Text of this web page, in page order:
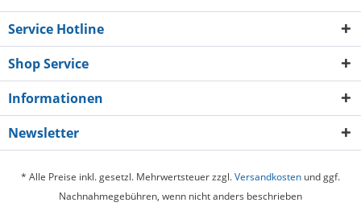
Service Hotline
Shop Service
Informationen
Newsletter
* Alle Preise inkl. gesetzl. Mehrwertsteuer zzgl.Versandkosten und ggf.
Nachnahmegebühren, wenn nicht anders beschrieben